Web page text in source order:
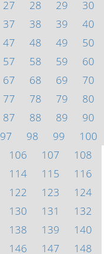
27 28 29
30
37 38 39
40
47 48 49
50
57 58 59
60
67 68 69
70
77 78 79
80
87 88 89
90
97 98 99
100
106 107
108
114 115
116
122 123
124
130 131
132
138 139
140
146 147
148